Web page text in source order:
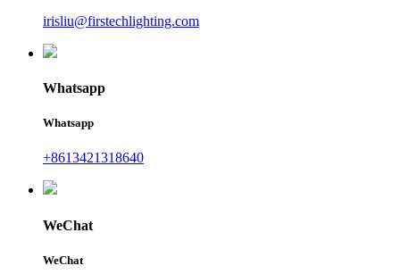
irisliu@firstechlighting.com
Whatsapp
Whatsapp
+8613421318640
WeChat
WeChat